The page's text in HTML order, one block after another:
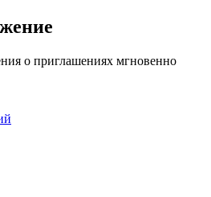
о приглашениях мгновенно